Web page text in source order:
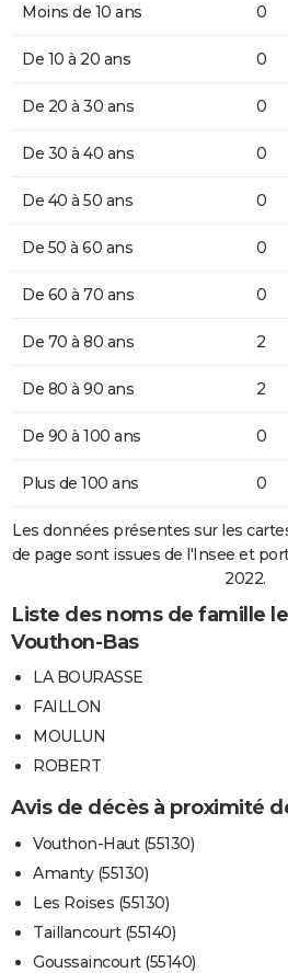
Moins de 10 ans 0
De 10 à 20 ans 0
De 20 à 30 ans 0
De 30 à 40 ans 0
De 40 à 50 ans 0
De 50 à 60 ans 0
De 60 à 70 ans 0
De 70 à 80 ans 2
De 80 à 90 ans 2
De 90 à 100 ans 0
Plus de 100 ans 0
Les données présentes sur les
de page sont issues de l'Insee et
2022.
Liste des noms de famille
Vouthon-Bas
LA BOURASSE
FAILLON
MOULUN
ROBERT
Avis de décès à proximité
Vouthon-Haut (55130)
Amanty (55130)
Les Roises (55130)
Taillancourt (55140)
Goussaincourt (55140)